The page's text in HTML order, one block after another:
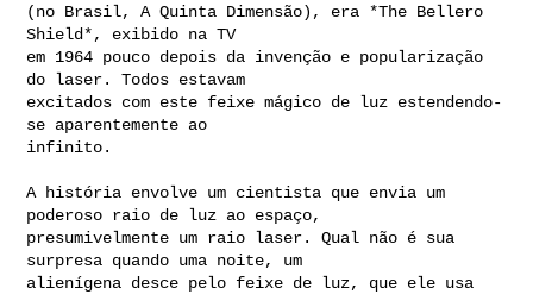
(no Brasil, A Quinta Dimensão), era *The Bellero
Shield*, exibido na TV
em 1964 pouco depois da invenção e popularização
do laser. Todos estavam
excitados com este feixe mágico de luz estendendo-
se aparentemente ao
infinito.
A história envolve um cientista que envia um
poderoso raio de luz ao espaço,
presumivelmente um raio laser. Qual não é sua
surpresa quando uma noite, um
alienígena desce pelo feixe de luz, que ele usa